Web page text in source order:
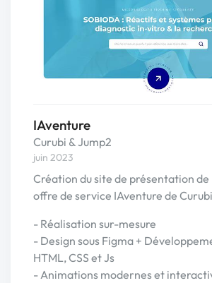
IAventure
Curubi & Jump2
juin 2023
Création du site de présentation de
offre de service IAventure de
- Réalisation sur-mesure
- Design sous Figma +
HTML, CSS et Js
- Animations modernes et